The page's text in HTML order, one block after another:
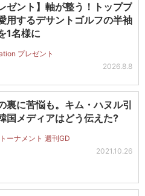
ゼント】軸が整う！トッププ
用するデサントゴルフの半袖
1名様に
プレゼント
2026.8.8
裏に苦悩も。キム・ハヌル引
国メディアはどう伝えた?
ーナメント 週刊GD
2021.10.26